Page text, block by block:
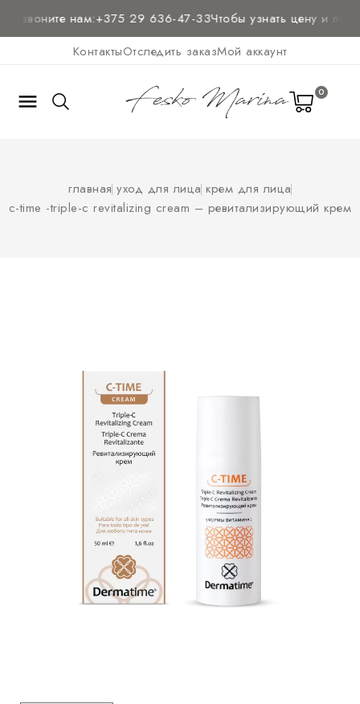
звоните нам:+375 29 636-47-33Чтобы узнать цену и
КонтактыОтследить заказМой аккаунт
 0
главная уход для лица крем для лица
c-time -triple-c revitalizing cream – ревитализирующий крем